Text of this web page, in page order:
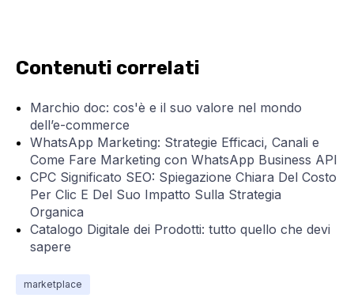
Contenuti correlati
Marchio doc: cos'è e il suo valore nel mondo
dell’e-commerce
WhatsApp Marketing: Strategie Efficaci, Canali e
Come Fare Marketing con WhatsApp Business API
CPC Significato SEO: Spiegazione Chiara Del Costo
Per Clic E Del Suo Impatto Sulla Strategia
Organica
Catalogo Digitale dei Prodotti: tutto quello che devi
sapere
marketplace